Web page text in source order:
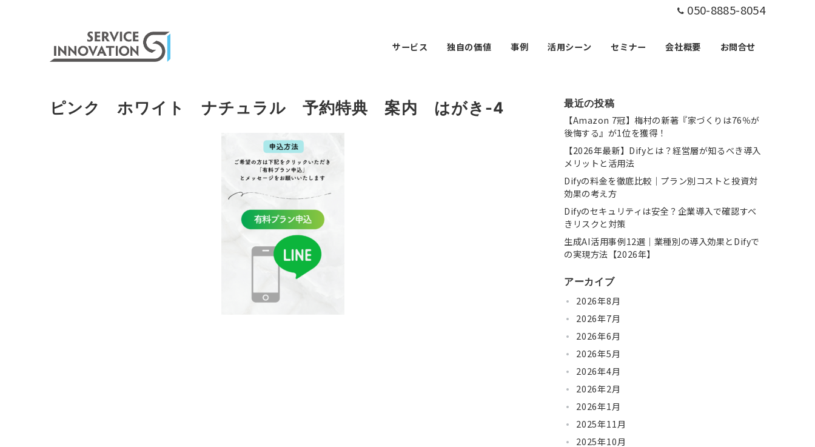
050-8885-8054
サービス 独自の価値 事例 活用シーン セミナー 会社概要 お問合せ
ピンク ホワイト ナチュラル 予約特典 案内 はがき-4
最近の投稿
【Amazon 7冠】梅村の新著『家づくりは76％が
後悔する』が1位を獲得！
【2026年最新】Difyとは？経営層が知るべき導入
メリットと活用法
Difyの料金を徹底比較｜プラン別コストと投資対
効果の考え方
Difyのセキュリティは安全？企業導入で確認すべ
きリスクと対策
生成AI活用事例12選｜業種別の導入効果とDifyで
の実現方法【2026年】
アーカイブ
2026年8月
2026年7月
2026年6月
2026年5月
2026年4月
2026年2月
2026年1月
2025年11月
2025年10月